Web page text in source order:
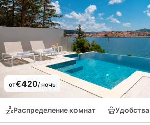
от€420/ ночь
Распределение комнат Удобства